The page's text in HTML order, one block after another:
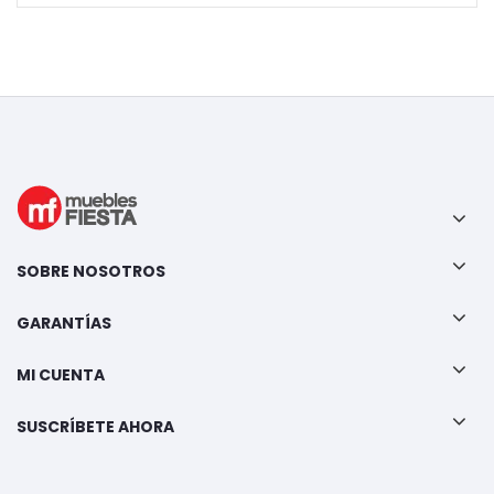
SOBRE NOSOTROS
GARANTÍAS
MI CUENTA
SUSCRÍBETE AHORA